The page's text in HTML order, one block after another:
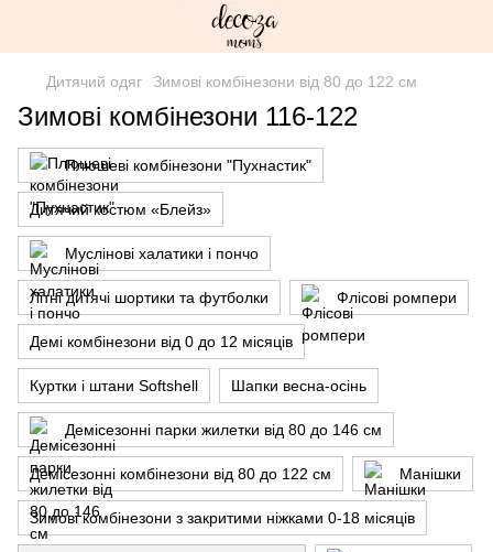
Дитячий одяг Зимові комбінезони від 80 до 122 см
Зимові комбінезони 116-122
Плюшеві комбінезони "Пухнастик"
Дитячий костюм «Блейз»
Муслінові халатики і пончо
Літні дитячі шортики та футболки Флісові ромпери
Демі комбінезони від 0 до 12 місяців
Куртки і штани Softshell Шапки весна-осінь
Демісезонні парки жилетки від 80 до 146 см
Демісезонні комбінезони від 80 до 122 см Манішки
Зимові комбінезони з закритими ніжками 0-18 місяців